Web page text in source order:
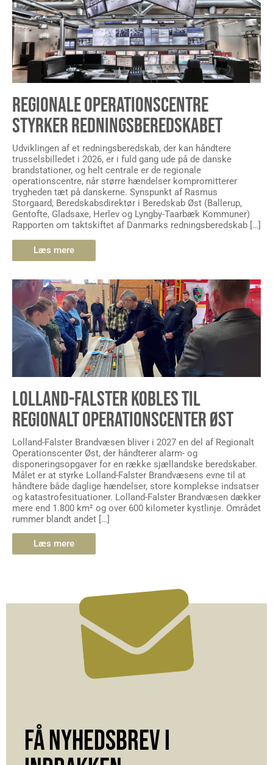
REGIONALE OPERATIONSCENTRE
STYRKER REDNINGSBEREDSKABET
Udviklingen af et redningsberedskab, der kan håndtere
trusselsbilledet i 2026, er i fuld gang ude på de danske
brandstationer, og helt centrale er de regionale
operationscentre, når større hændelser kompromitterer
trygheden tæt på danskerne. Synspunkt af Rasmus
Storgaard, Beredskabsdirektør i Beredskab Øst (Ballerup,
Gentofte, Gladsaxe, Herlev og Lyngby-Taarbæk Kommuner)
Rapporten om taktskiftet af Danmarks redningsberedskab […]
Læs mere
LOLLAND-FALSTER KOBLES TIL
REGIONALT OPERATIONSCENTER ØST
Lolland-Falster Brandvæsen bliver i 2027 en del af Regionalt
Operationscenter Øst, der håndterer alarm- og
disponeringsopgaver for en række sjællandske beredskaber.
Målet er at styrke Lolland-Falster Brandvæsens evne til at
håndtere både daglige hændelser, store komplekse indsatser
og katastrofesituationer. Lolland-Falster Brandvæsen dækker
mere end 1.800 km² og over 600 kilometer kystlinje. Området
rummer blandt andet […]
Læs mere
FÅ NYHEDSBREV I